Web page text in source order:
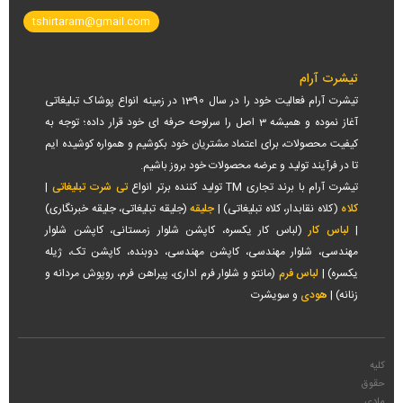
tshirtaram@gmail.com
تیشرت آرام
تیشرت آرام فعالیت خود را در سال 1390 در زمینه انواع پوشاک تبلیغاتی
آغاز نموده و همیشه 3 اصل را سرلوحه حرفه ای خود قرار داده؛ توجه به
کیفیت محصولات، برای اعتماد مشتریان خود بکوشیم و همواره کوشیده ایم
تا در فرآیند تولید و عرضه محصولات خود بروز باشیم.
تیشرت آرام با برند تجاری TM تولید کننده برتر انواع
تی شرت تبلیغاتی |
کلاه (کلاه نقابدار، کلاه تبلیغاتی) | جلیقه (جلیقه تبلیغاتی، جلیقه خبرنگاری)
| لباس کار (لباس کار یکسره، کاپشن شلوار زمستانی، کاپشن شلوار
مهندسی، شلوار مهندسی، کاپشن مهندسی، دوبنده، کاپشن تک، ژیله
یکسره) | لباس فرم (مانتو و شلوار فرم اداری، پیراهن فرم، روپوش مردانه و
زنانه) | هودی و سویشرت
کلیه
حقوق